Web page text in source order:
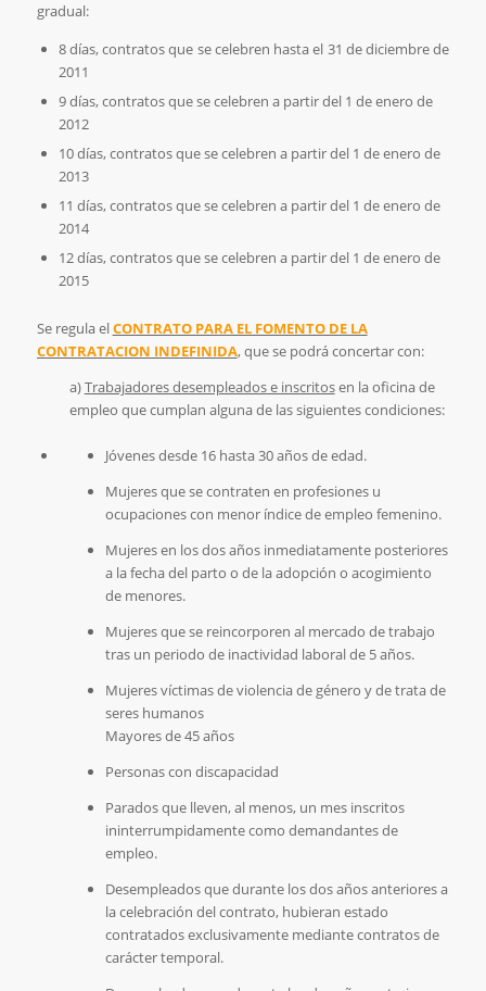
gradual:
8 días, contratos que se celebren hasta el 31 de diciembre de
2011
9 días, contratos que se celebren a partir del 1 de enero de
2012
10 días, contratos que se celebren a partir del 1 de enero de
2013
11 días, contratos que se celebren a partir del 1 de enero de
2014
12 días, contratos que se celebren a partir del 1 de enero de
2015
Se regula elCONTRATO PARA EL FOMENTO DE LA
CONTRATACION INDEFINIDA, que se podrá concertar con:
a)Trabajadores desempleados e inscritosen la oficina de
empleo que cumplan alguna de las siguientes condiciones:
Jóvenes desde 16 hasta 30 años de edad.
Mujeres que se contraten en profesiones u
ocupaciones con menor índice de empleo femenino.
Mujeres en los dos años inmediatamente posteriores
a la fecha del parto o de la adopción o acogimiento
de menores.
Mujeres que se reincorporen al mercado de trabajo
tras un periodo de inactividad laboral de 5 años.
Mujeres víctimas de violencia de género y de trata de
seres humanos
Mayores de 45 años
Personas con discapacidad
Parados que lleven, al menos, un mes inscritos
ininterrumpidamente como demandantes de
empleo.
Desempleados que durante los dos años anteriores a
la celebración del contrato, hubieran estado
contratados exclusivamente mediante contratos de
carácter temporal.